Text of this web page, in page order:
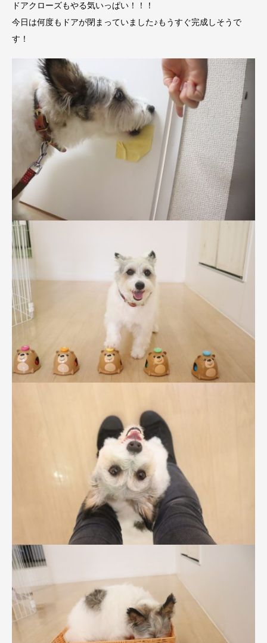
ドアクローズもやる気いっぱい！！！
今日は何度もドアが閉まっていました♪もうすぐ完成しそうで
す！